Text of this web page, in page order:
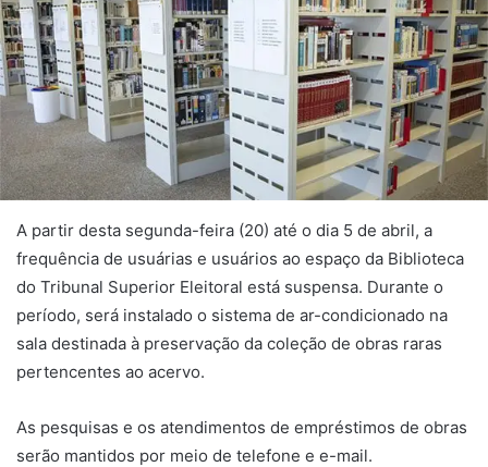
A partir desta segunda-feira (20) até o dia 5 de abril, a
frequência de usuárias e usuários ao espaço da Biblioteca
do Tribunal Superior Eleitoral está suspensa. Durante o
período, será instalado o sistema de ar-condicionado na
sala destinada à preservação da coleção de obras raras
pertencentes ao acervo.
As pesquisas e os atendimentos de empréstimos de obras
serão mantidos por meio de telefone e e-mail.